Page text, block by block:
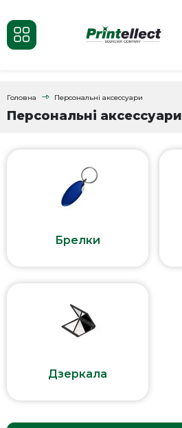
Головна Персональні аксессуари
Персональні аксессуари
Брелки
Дзеркала